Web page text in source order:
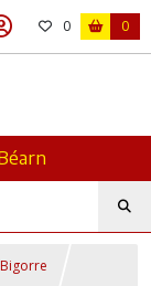
0 0